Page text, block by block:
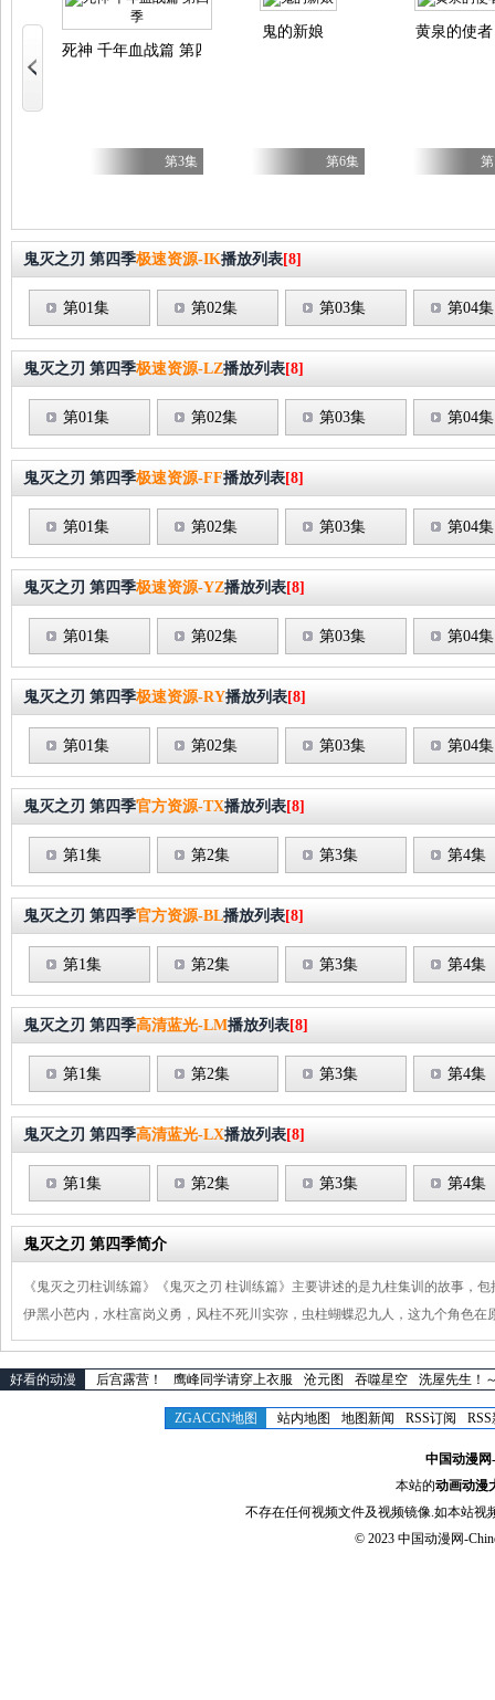
死神 千年血战篇 第四季
第3集
鬼的新娘
第6集
黄泉的使者
鬼灭之刃 第四季极速资源-IK播放列表[8]
第01集 第02集 第03集 第04集
鬼灭之刃 第四季极速资源-LZ播放列表[8]
第01集 第02集 第03集 第04集
鬼灭之刃 第四季极速资源-FF播放列表[8]
第01集 第02集 第03集 第04集
鬼灭之刃 第四季极速资源-YZ播放列表[8]
第01集 第02集 第03集 第04集
鬼灭之刃 第四季极速资源-RY播放列表[8]
第01集 第02集 第03集 第04集
鬼灭之刃 第四季官方资源-TX播放列表[8]
第1集 第2集 第3集 第4集
鬼灭之刃 第四季官方资源-BL播放列表[8]
第1集 第2集 第3集 第4集
鬼灭之刃 第四季高清蓝光-LM播放列表[8]
第1集 第2集 第3集 第4集
鬼灭之刃 第四季高清蓝光-LX播放列表[8]
第1集 第2集 第3集 第4集
鬼灭之刃 第四季简介
《鬼灭之刃柱训练篇》《鬼灭之刃 柱训练篇》主要讲述的是九柱集训的故事
伊黑小芭内，水柱富岗义勇，风柱不死川实弥，虫柱蝴蝶忍九人，这九个角色
好看的动漫 后宫露营！ 鹰峰同学请穿上衣服 沧元图 吞噬星空 洗屋先生！
ZGACGN地图 站内地图 地图新闻 RSS订阅
中国动漫网
本站的动画动漫
不存在任何视频文件及视频镜像.如本站视
© 2023 中国动漫网-